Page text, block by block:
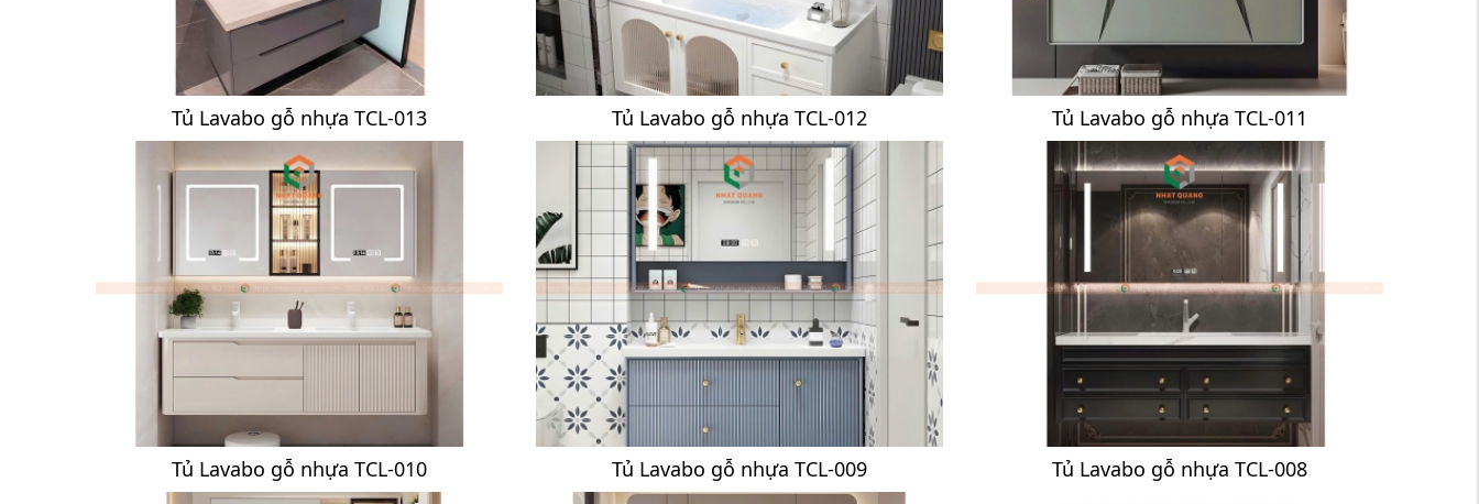
Tủ Lavabo gỗ nhựa TCL-013 Tủ Lavabo gỗ nhựa TCL-012 Tủ Lavabo gỗ nhựa TCL-011
Tủ Lavabo gỗ nhựa TCL-010 Tủ Lavabo gỗ nhựa TCL-009 Tủ Lavabo gỗ nhựa TCL-008